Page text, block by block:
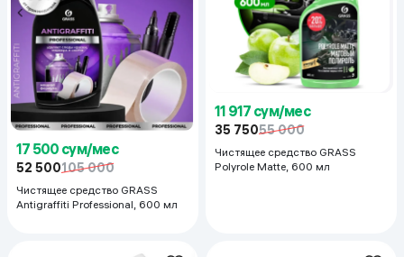
17 500 сум/мес
52 500105 000
Чистящее средство GRASS
Antigraffiti Professional, 600 мл
11 917 сум/мес
35 75055 000
Чистящее средство GRASS
Polyrole Matte, 600 мл